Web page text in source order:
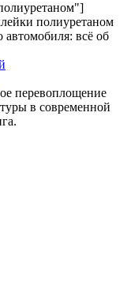
полиуретаном
автомобиля: всё об
перевоплощение
в современной